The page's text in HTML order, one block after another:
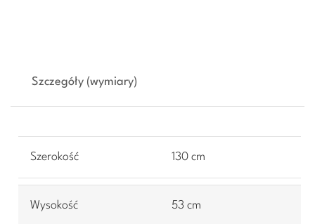
Szczegóły (wymiary)
Szerokość 130 cm
Wysokość 53 cm